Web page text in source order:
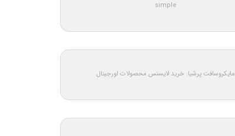
simple
مایکروسافت پرشیا: خرید لایسنس محصولات اورجینال